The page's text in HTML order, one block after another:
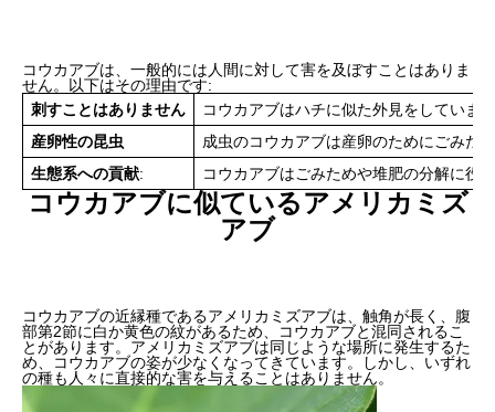
コウカアブは、一般的には人間に対して害を及ぼすことはありま
せん。以下はその理由です:
刺すことはありません
コウカアブはハチに似た外見をしていま
産卵性の昆虫
成虫のコウカアブは産卵のためにごみた
生態系への貢献: コウカアブはごみためや堆肥の分解に役
コウカアブに似ているアメリカミズ
アブ
コウカアブの近縁種であるアメリカミズアブは、触角が長く、腹
部第2節に白か黄色の紋があるため、コウカアブと混同されるこ
とがあります。アメリカミズアブは同じような場所に発生するた
め、コウカアブの姿が少なくなってきています。しかし、いずれ
の種も人々に直接的な害を与えることはありません。